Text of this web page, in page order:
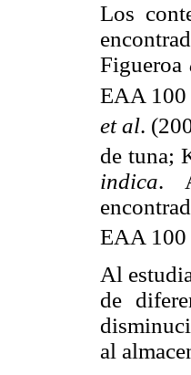
Los
Figueroa
EAA 100
et al.
de tuna;
indica.
EAA 100
Al
de
al